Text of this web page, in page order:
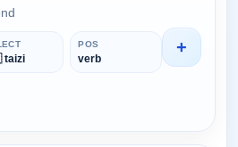
POS
verb
+